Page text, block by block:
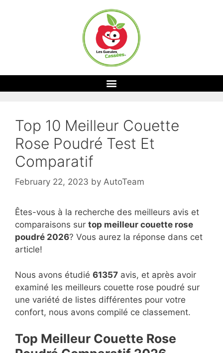
Top 10 Meilleur Couette
Rose Poudré Test Et
Comparatif
February 22, 2023 by AutoTeam
Êtes-vous à la recherche des meilleurs avis et
comparaisons sur top meilleur couette rose
poudré 2026? Vous aurez la réponse dans cet
article!
Nous avons étudié 61357 avis, et après avoir
examiné les meilleurs couette rose poudré sur
une variété de listes différentes pour votre
confort, nous avons compilé ce classement.
Top Meilleur Couette Rose